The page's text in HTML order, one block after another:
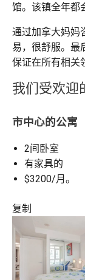
馆。该镇全年都
通过加拿大妈妈
易，很舒服。最
保证在所有相关
我们受欢迎
市中心的公寓
2间卧室
有家具的
$3200/月。
复制